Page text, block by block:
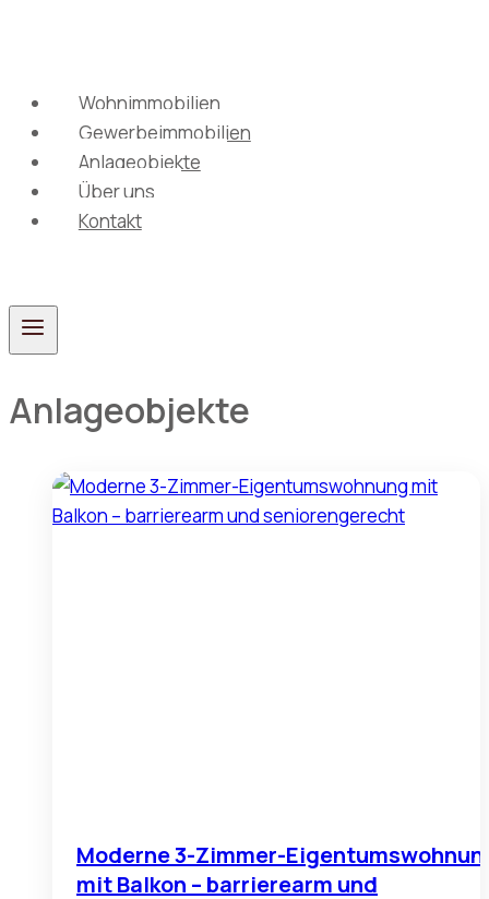
Wohnimmobilien
Gewerbeimmobilien
Anlageobjekte
Über uns
Kontakt
Anlageobjekte
Moderne 3-Zimmer-
mit Balkon – barrierearm und